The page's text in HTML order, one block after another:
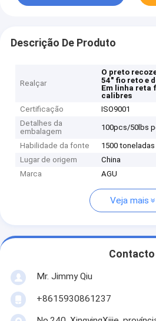
Descrição De Produto
Realçar
O preto
54" fio reto e
Em linha reta
calibres
Certificação
ISO9001
Detalhes da
embalagem
100pcs/50lbs
Habilidade da fonte
1500
Lugar de origem
China
Marca
AGU
Veja mais
Contacto
Mr. Jimmy Qiu
+8615930861237